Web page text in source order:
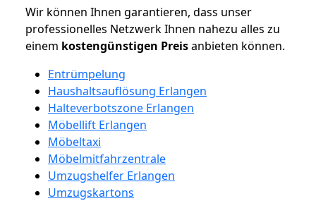
Wir können Ihnen garantieren, dass unser
professionelles Netzwerk Ihnen nahezu alles zu
einem kostengünstigen Preisanbieten können.
Entrümpelung
Haushaltsauflösung Erlangen
Halteverbotszone Erlangen
Möbellift Erlangen
Möbeltaxi
Möbelmitfahrzentrale
Umzugshelfer Erlangen
Umzugskartons